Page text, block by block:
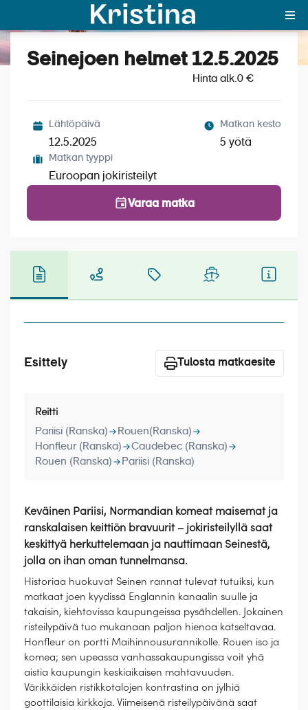
MAJAKKA-portaali
Yksin matkalle?
OTA YHTEYTTÄ
Kohteet
Matkatyypit
Matkakalenteri
Katso kuvat (5)
Seinejoen helmet 12.5.2025
Hinta alk.0 €
Lähtöpäivä
12.5.2025
Matkan kesto
5 yötä
Matkan tyyppi
Euroopan jokiristeilyt
Varaa matka
Esittely Tulosta matkaesite
Reitti
Pariisi (Ranska)
Rouen(Ranska)
Honfleur (Ranska)
Caudebec (Ranska)
Rouen (Ranska)
Pariisi (Ranska)
Keväinen Pariisi, Normandian komeat maisemat ja
ranskalaisen keittiön bravuurit – jokiristeilyllä saat
keskittyä herkuttelemaan ja nauttimaan Seinestä,
jolla on ihan oman tunnelmansa.
Historiaa huokuvat Seinen rannat tulevat tutuiksi, kun
matkaat joen kyydissä Englannin kanaalin suulle ja
takaisin, kiehtovissa kaupungeissa pysähdellen. Jokainen
risteilypäivä tuo mukanaan paljon hienoa katseltavaa.
Honfleur on portti Maihinnousurannikolle. Rouen iso ja
komea; sen upeassa vanhassakaupungissa voit yhä
aistia kaupungin keskiaikaisen mahtavuuden.
Värikkäiden ristikkotalojen kontrastina on jylhiä
goottilaisia kirkkoja. Viimeisenä risteilypäivänä saat